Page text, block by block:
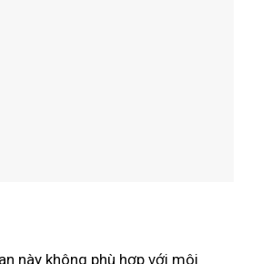
này không phù hợp với môi